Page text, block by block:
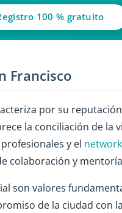
100 % gratuito
Francisco
por su
la conciliación de la
y el
colaboración y
son valores
de la ciudad con